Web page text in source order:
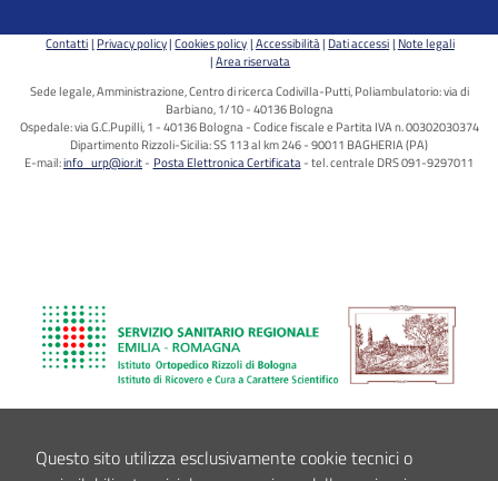
Contatti Privacy policy Cookies policy Accessibilità Dati accessi Note legali
Area riservata
Sede legale, Amministrazione, Centro di ricerca Codivilla-Putti, Poliambulatorio: via di
Barbiano, 1/10 - 40136 Bologna
Ospedale: via G.C.Pupilli, 1 - 40136 Bologna - Codice fiscale e Partita IVA n. 00302030374
Dipartimento Rizzoli-Sicilia: SS 113 al km 246 - 90011 BAGHERIA (PA)
E-mail:info_urp@ior.it Posta Elettronica Certificata tel. centrale DRS 091-9297011
Questo sito utilizza esclusivamente cookie tecnici o